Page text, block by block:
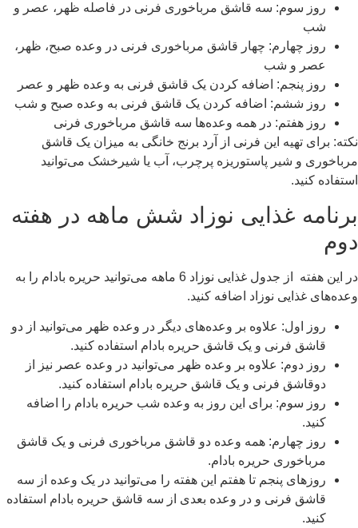
روز سوم: سه قاشق مرباخوری فرنی در فاصله ظهر، عصر و
شب
روز چهارم: چهار قاشق مرباخوری فرنی در وعده صبح، ظهر،
عصر و شب
روز پنجم: اضافه کردن یک قاشق فرنی به وعده ظهر و عصر
روز ششم: اضافه کردن یک قاشق فرنی به وعده صبح و شب
روز هفتم: در همه وعده‌ها سه قاشق مرباخوری فرنی
نکته: برای تهیه این فرنی از آرد برنج خانگی به میزان یک قاشق
مرباخوری و شیر پاستوریزه پرچرب، آب یا شیرخشک می‌توانید
استفاده کنید.
برنامه غذایی نوزاد شش ماهه در هفته
دوم
در این هفته از جدول غذایی نوزاد 6 ماهه می‌توانید حریره بادام را به
وعده‌های غذایی نوزاد اضافه کنید.
روز اول: علاوه بر وعده‌های دیگر در وعده ظهر می‌توانید از دو
قاشق فرنی و یک قاشق حریره بادام استفاده کنید.
روز دوم: علاوه بر وعده ظهر می‌توانید در وعده عصر نیز از
دوقاشق فرنی و یک قاشق حریره بادام استفاده کنید.
روز سوم: برای این روز به وعده شب حریره بادام را اضافه
کنید.
روز چهارم: همه وعده دو قاشق مرباخوری فرنی و یک قاشق
مرباخوری حریره بادام.
روزهای پنجم تا هفتم این هفته را می‌توانید در یک وعده از سه
قاشق فرنی و در وعده بعدی از سه قاشق حریره بادام استفاده
کنید.